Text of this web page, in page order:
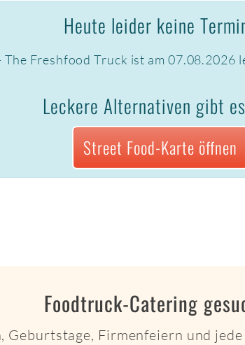
Heute leider keine
The Freshfood Truck ist am 07.08.2026
Leckere Alternativen gibt
Street Food-Karte öffnen
Foodtruck-Catering
Geburtstage, Firmenfeiern und